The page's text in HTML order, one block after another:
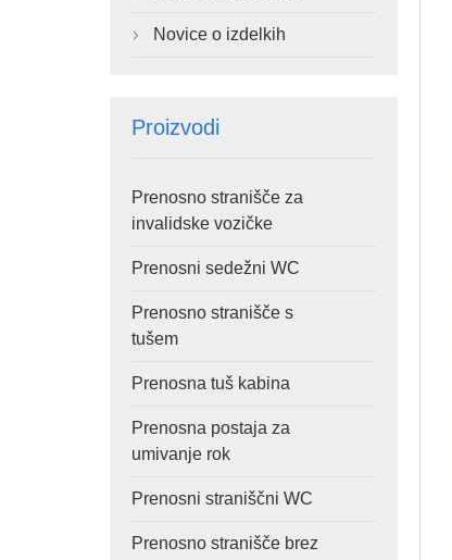
 Novice o izdelkih
Proizvodi
Prenosno stranišče za
invalidske vozičke
Prenosni sedežni WC
Prenosno stranišče s
tušem
Prenosna tuš kabina
Prenosna postaja za
umivanje rok
Prenosni straniščni WC
Prenosno stranišče brez